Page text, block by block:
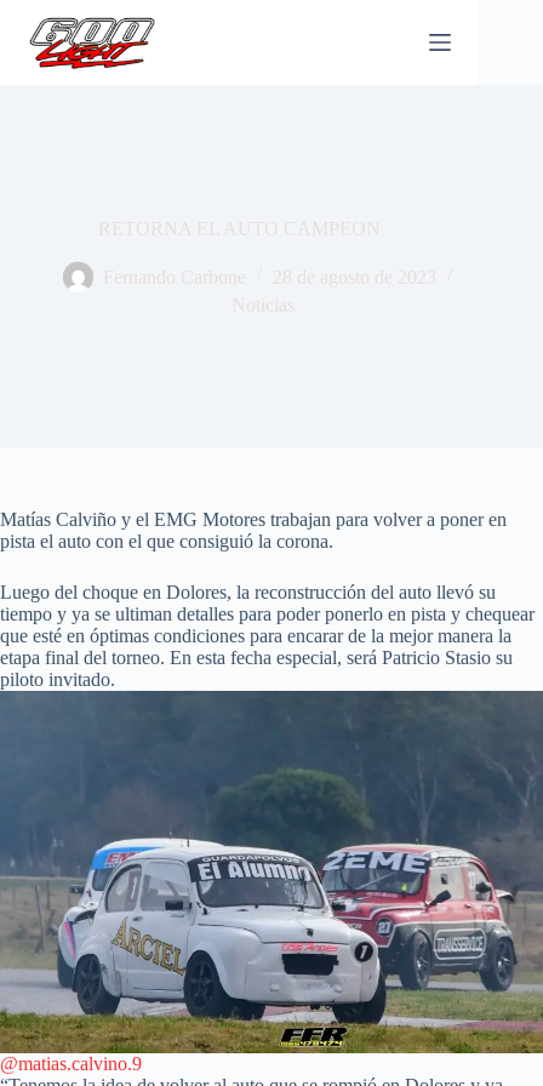
contenido
RETORNA EL AUTO CAMPEON
Fernando Carbone
28 de agosto de 2023
Noticias
Matías Calviño y el EMG Motores trabajan para volver a poner en
pista el auto con el que consiguió la corona.
Luego del choque en Dolores, la reconstrucción del auto llevó su
tiempo y ya se ultiman detalles para poder ponerlo en pista y chequear
que esté en óptimas condiciones para encarar de la mejor manera la
etapa final del torneo. En esta fecha especial, será Patricio Stasio su
piloto invitado.
@matias.calvino.9